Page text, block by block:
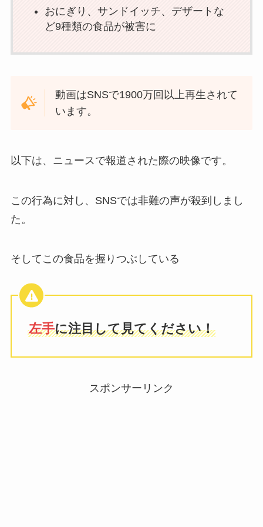
おにぎり、サンドイッチ、デザートな
ど9種類の食品が被害に
動画はSNSで1900万回以上再生されて
います。
以下は、ニュースで報道された際の映像です。
この行為に対し、SNSでは非難の声が殺到しまし
た。
そしてこの食品を握りつぶしている
左手に注目して見てください！
スポンサーリンク